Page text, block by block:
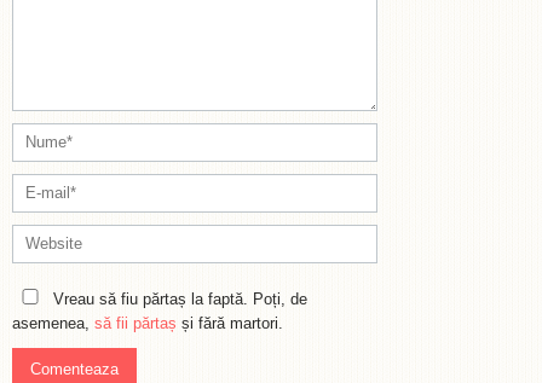
Vreau să fiu părtaș la faptă. Poți, de
asemenea, să fii părtaș și fără martori.